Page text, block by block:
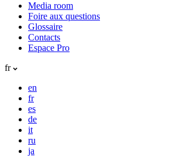
Media room
Foire aux questions
Glossaire
Contacts
Espace Pro
fr
en
fr
es
de
it
ru
ja